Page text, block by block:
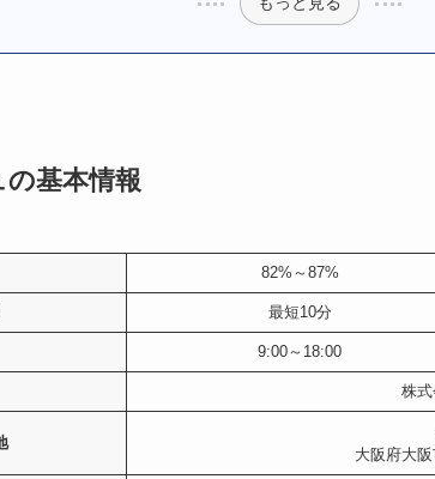
基本情報
82%～87%
最短10分
9:00～18:00
株
大阪府大